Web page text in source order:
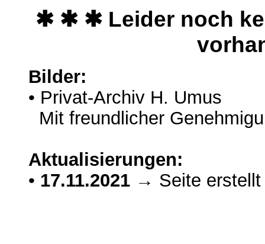
✱ ✱ ✱ Leider noch
Bilder:
• Privat-Archiv H. Umus
Mit freundlicher
Aktualisierungen:
• 17.11.2021 → Seite erstellt